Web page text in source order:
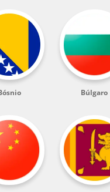
Búlgaro